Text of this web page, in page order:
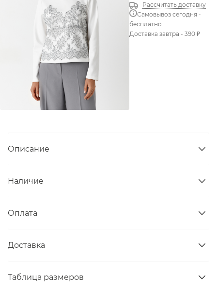
Рассчитать доставку
Самовывоз сегодня -
бесплатно
Доставка завтра - 390 ₽
Описание
Наличие
Оплата
Доставка
Таблица размеров